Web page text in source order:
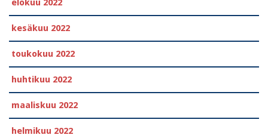
elokuu 2022
kesäkuu 2022
toukokuu 2022
huhtikuu 2022
maaliskuu 2022
helmikuu 2022